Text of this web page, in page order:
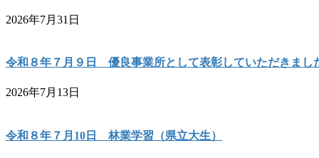
2026年7月31日
令和８年７月９日 優良事業所として表彰していただきまし
2026年7月13日
令和８年７月10日 林業学習（県立大生）